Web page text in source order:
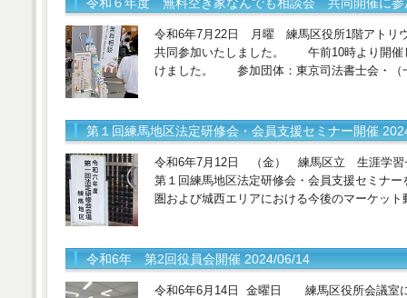
令和6年7月22日 月曜 練馬区役所1階アトリ
共同参加いたしました。 午前10時より開催
けました。 参加団体：東京司法書士会・（
第１回練馬地区法定研修会・会員支援セミナー開催
令和6年7月12日 （金） 練馬区立 生涯学習
第１回練馬地区法定研修会・会員支援セミナ
圏および城西エリアにおける今後のマー
令和6年 第2回役員会開催 2024/06/14
令和6年6月14日 金曜日 練馬区役所会議室